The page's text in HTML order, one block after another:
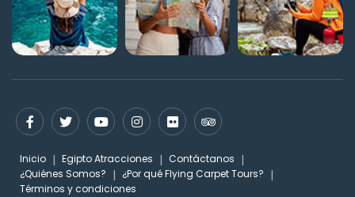
Inicio Egipto Atracciones
Contáctanos
¿Quiénes Somos?
¿Por qué Flying Carpet Tours?
Términos y condiciones